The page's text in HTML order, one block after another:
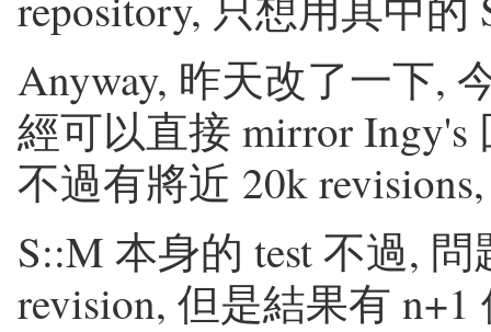
Anyway, 昨天改了一下,
經可以直接 mirror Ingy's
不過有將近 20k
S::M 本身的 test 不過,
revision, 但是結果有 n+1